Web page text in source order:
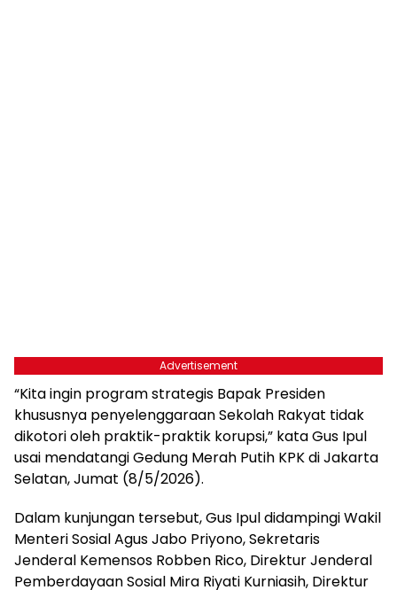
Advertisement
“Kita ingin program strategis Bapak Presiden
khususnya penyelenggaraan Sekolah Rakyat tidak
dikotori oleh praktik-praktik korupsi,” kata Gus Ipul
usai mendatangi Gedung Merah Putih KPK di Jakarta
Selatan, Jumat (8/5/2026).
Dalam kunjungan tersebut, Gus Ipul didampingi Wakil
Menteri Sosial Agus Jabo Priyono, Sekretaris
Jenderal Kemensos Robben Rico, Direktur Jenderal
Pemberdayaan Sosial Mira Riyati Kurniasih, Direktur